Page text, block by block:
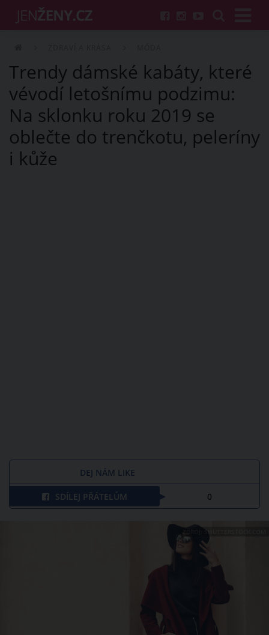
Trendy dámské kabáty, které
vévodí letošnímu podzimu:
Na sklonku roku 2019 se
oblečte do trenčkotu, peleríny
i kůže
DEJ NÁM LIKE
SDÍLEJ PŘÁTELŮM 0
ZDROJ: SHUTTERSTOCK.COM